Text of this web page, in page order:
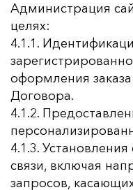
Администрация
целях:
4.1.1.
оформления
Договора.
4.1.2.
4.1.3.
связи, включая
запросов,